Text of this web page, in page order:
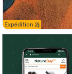
Expédition 2j